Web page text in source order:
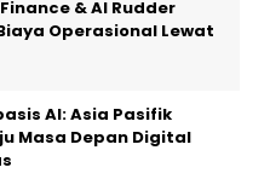
& AI Rudder
Operasional Lewat
AI: Asia Pasifik
Masa Depan Digital